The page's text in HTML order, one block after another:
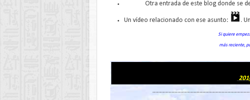
Otra entrada de este blog donde se
Un vídeo relacionado con ese asunto: .
Si quiere
másreciente,
201